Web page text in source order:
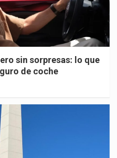
sin sorpresas: lo que
de coche